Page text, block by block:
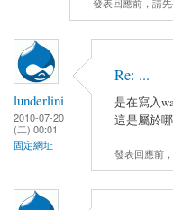
lunderlini
2010-07-20
(二) 00:01
固定網址
Re: ...
是在寫入
這是屬於
發表回應前